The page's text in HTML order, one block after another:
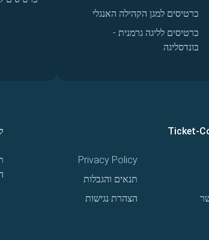
כרטיסים למגן הקהילה האנגלי
כרטיסים לליגה גרמנית -
בונדסליגה
Ticket-
Privacy Policy
תנאים והגבלות
הצהרת נגישות